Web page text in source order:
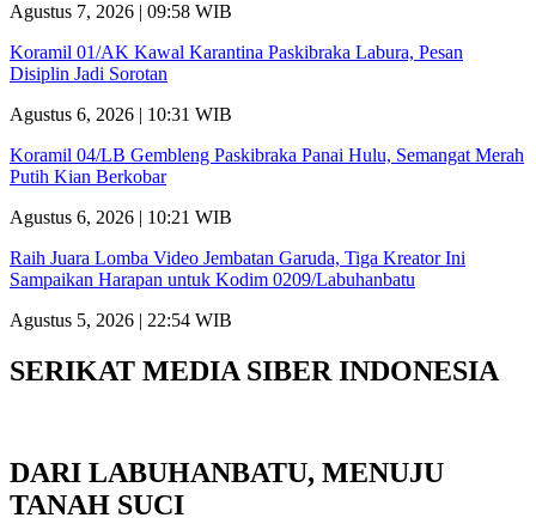
Agustus 7, 2026 | 09:58 WIB
Koramil 01/AK Kawal Karantina Paskibraka Labura, Pesan
Disiplin Jadi Sorotan
Agustus 6, 2026 | 10:31 WIB
Koramil 04/LB Gembleng Paskibraka Panai Hulu, Semangat Merah
Putih Kian Berkobar
Agustus 6, 2026 | 10:21 WIB
Raih Juara Lomba Video Jembatan Garuda, Tiga Kreator Ini
Sampaikan Harapan untuk Kodim 0209/Labuhanbatu
Agustus 5, 2026 | 22:54 WIB
SERIKAT MEDIA SIBER INDONESIA
DARI LABUHANBATU, MENUJU
TANAH SUCI